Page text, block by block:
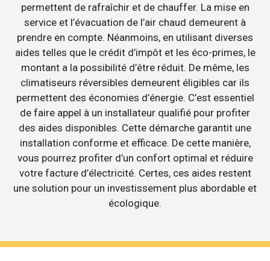
permettent de rafraîchir et de chauffer. La mise en
service et l’évacuation de l’air chaud demeurent à
prendre en compte. Néanmoins, en utilisant diverses
aides telles que le crédit d’impôt et les éco-primes, le
montant a la possibilité d’être réduit. De même, les
climatiseurs réversibles demeurent éligibles car ils
permettent des économies d’énergie. C’est essentiel
de faire appel à un installateur qualifié pour profiter
des aides disponibles. Cette démarche garantit une
installation conforme et efficace. De cette manière,
vous pourrez profiter d’un confort optimal et réduire
votre facture d’électricité. Certes, ces aides restent
une solution pour un investissement plus abordable et
écologique.